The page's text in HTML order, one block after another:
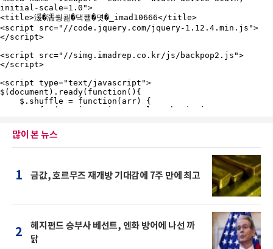
많이 본 뉴스
1 금값, 호르무즈 재개방 기대감에 7주 만에 최고
2
헤지펀드 승부사 베선트, 엔화 방어에 나선 까
닭